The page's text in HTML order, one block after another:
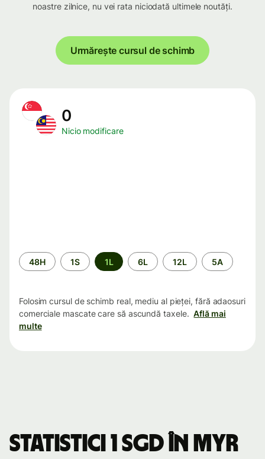
noastre zilnice, nu vei rata niciodată ultimele noutăți.
Urmărește cursul de schimb
0
Nicio modificare
Perioada
48H 1S 1L 6L 12L 5A
Folosim cursul de schimb real, mediu al pieței, fără adaosuri
comerciale mascate care să ascundă taxele. Află mai
multe
Statistici 1 SGD în MYR